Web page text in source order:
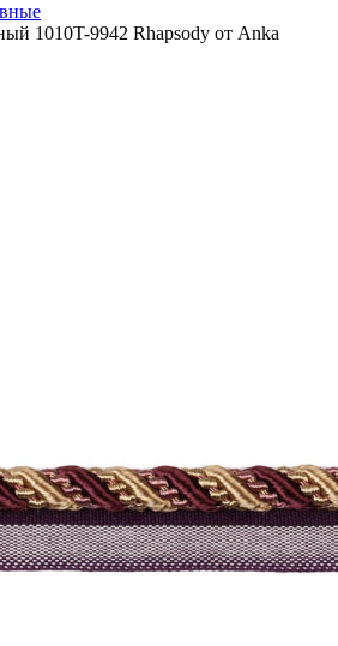
1010T-9942 Rhapsody от Anka